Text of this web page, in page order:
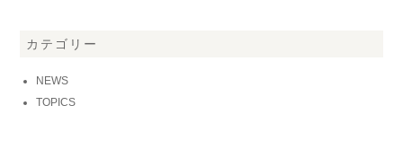
カテゴリー
NEWS
TOPICS